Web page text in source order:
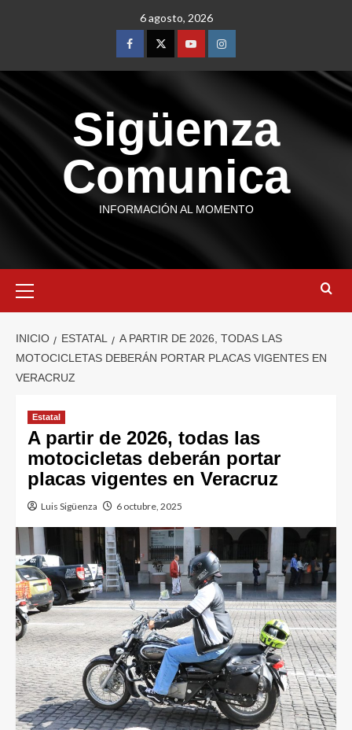
6 agosto, 2026
Sigüenza
Comunica
INFORMACIÓN AL MOMENTO
INICIO ESTATAL
A PARTIR DE 2026, TODAS LAS
MOTOCICLETAS DEBERÁN PORTAR PLACAS VIGENTES EN
VERACRUZ
Estatal
A partir de 2026, todas las
motocicletas deberán portar
placas vigentes en Veracruz
Luis Sigüenza 6 octubre, 2025